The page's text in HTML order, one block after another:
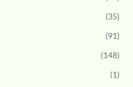
(35)
(91)
(148)
(1)